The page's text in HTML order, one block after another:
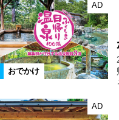
博物館 美術館
遠出 ドライ
おでかけ
AD
AD